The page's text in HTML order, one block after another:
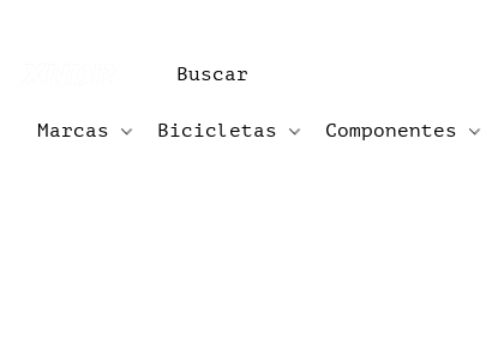
Marcas Bicicletas Componentes